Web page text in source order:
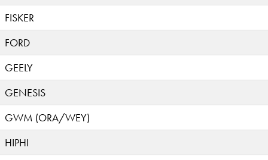
FISKER
FORD
GEELY
GENESIS
GWM (ORA/WEY)
HIPHI